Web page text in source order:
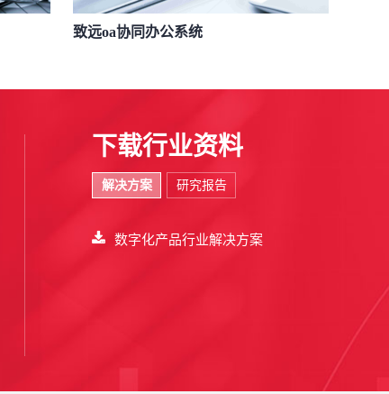
致远oa协同办公系统
下载行业资料
解决方案 研究报告
数字化产品行业解决方案